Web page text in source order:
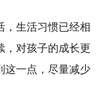
，生活习惯已经相
，对孩子的成长更
这一点，尽量减少